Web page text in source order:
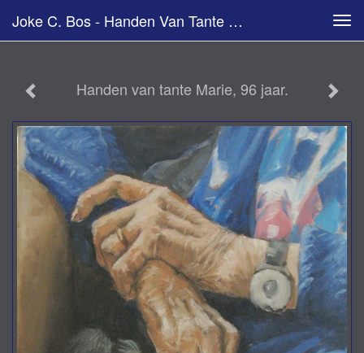
Joke C. Bos - Handen Van Tante Marie, 96 Jaar.
Handen van tante Marie, 96 jaar.